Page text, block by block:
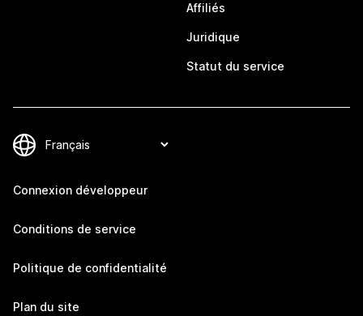
Affiliés
Juridique
Statut du service
Connexion développeur
Conditions de service
Politique de confidentialité
Plan du site